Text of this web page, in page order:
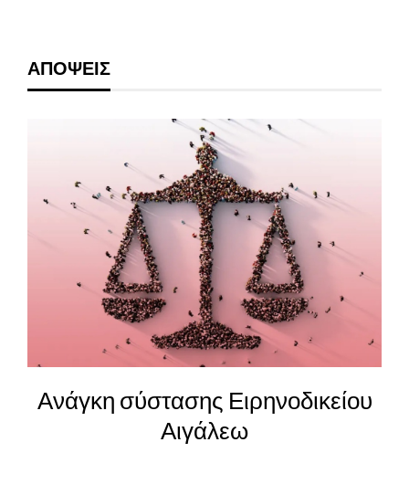
ΑΠΟΨΕΙΣ
Ανάγκη σύστασης Ειρηνοδικείου
Αιγάλεω